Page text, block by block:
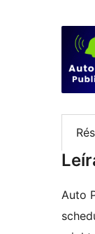
Auto